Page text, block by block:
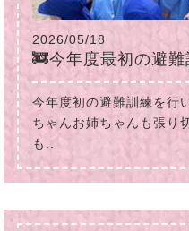
2026/05/18
🚒今年度最初の避難
今年度初の避難訓練を行
ちゃんお姉ちゃんも張り
も..